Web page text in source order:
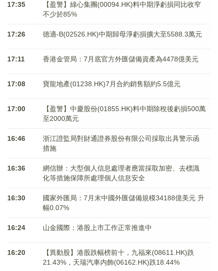
17:35
【盈警】綠心集團(00094.HK)料中期淨虧損同比收窄
不少於85%
17:26 德適-B(02526.HK)中期歸母淨虧損擴大至5588.3萬元
17:11 香港金管局：7月底官方外匯儲備資產為4478億美元
17:08 寶龍地產(01238.HK)7月合約銷售額約5.5億元
17:00
【盈警】中慶股份(01855.HK)料中期除稅後虧損500萬
至2000萬元
16:46
浙江證監局對財通證券股份有限公司採取出具警示函
措施
16:36
網信辦：大型個人信息處理者應當採取加密、去標識
化等措施保障所處理個人信息安全
16:30
國家外匯局：7月末中國外匯儲備規模34188億美元 升
幅0.07%
16:24 山金國際：港股上市工作正常推進中
16:20
【異動股】港股跌幅榜前十，九福來(08611.HK)跌
21.43%，天瑞汽車内飾(06162.HK)跌18.44%